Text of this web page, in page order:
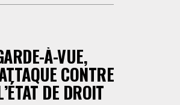
psychiatrique
perpétuent depuis des
aux droits
placées sans
psychiatrique de la
Si plusieurs
À-VUE,
CONTRE
DE DROIT